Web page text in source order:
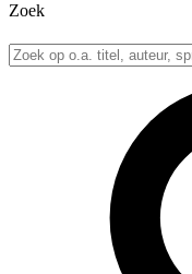
Zoek